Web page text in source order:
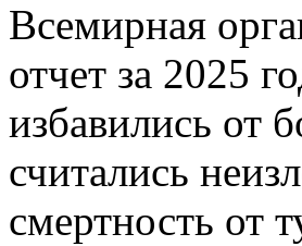
Всемирная
отчет за 2025
избавились от
считались
смертность от